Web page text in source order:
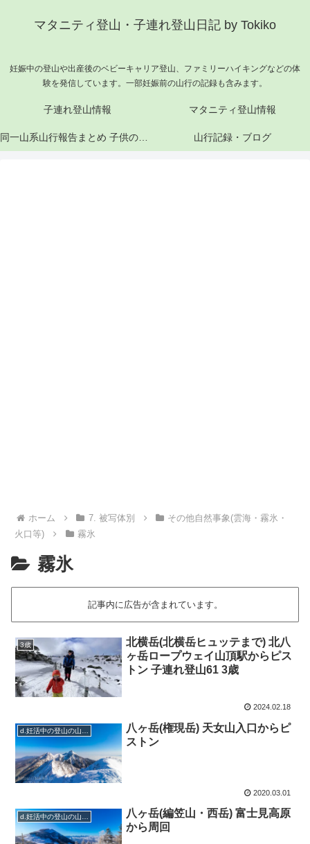
マタニティ登山・子連れ登山日記 by Tokiko
妊娠中の登山や出産後のベビーキャリア登山、ファミリーハイキングなどの体
験を発信しています。一部妊娠前の山行の記録も含みます。
子連れ登山情報 マタニティ登山情報
同一山系山行報告まとめ 子供の成長と山行記録 山行記録・ブログ
ホーム 7. 被写体別
その他自然事象(雲海・霧氷・
火口等)
霧氷
霧氷
記事内に広告が含まれています。
3歳
北横岳(北横岳ヒュッテまで) 北八
ヶ岳ロープウェイ山頂駅からピス
トン 子連れ登山61 3歳
2024.02.18
八ヶ岳(権現岳) 天女山入口からピ
ストン
2020.03.01
八ヶ岳(編笠山・西岳) 富士見高原
から周回